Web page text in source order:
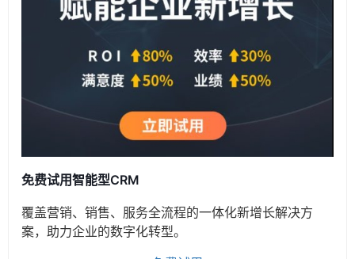
免费试用智能型CRM
覆盖营销、销售、服务全流程的一体化新增长解决方
案，助力企业的数字化转型。